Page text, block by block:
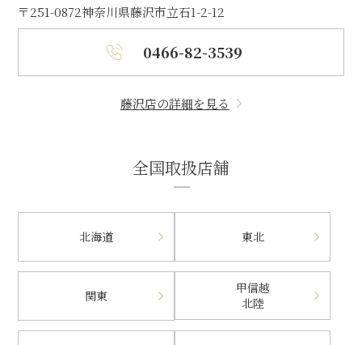
〒251-0872神奈川県藤沢市立石1-2-12
0466-82-3539
藤沢店の詳細を見る
全国取扱店舗
北海道 東北
関東
甲信越
北陸